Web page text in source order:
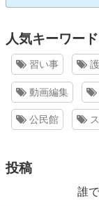
人気キーワード
習い事
動画編集
公民館
投稿
誰